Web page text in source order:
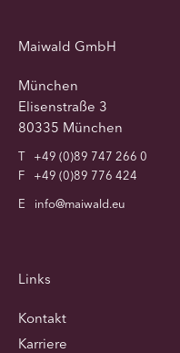
Maiwald GmbH
München
Elisenstraße 3
80335 München
T
+49 (0)89 747 266 0
F
+49 (0)89 776 424
E
info@maiwald.eu
Links
Kontakt
Karriere